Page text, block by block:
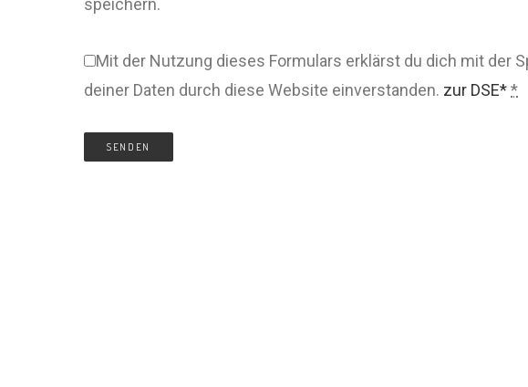
speichern.
Mit der Nutzung dieses Formulars erklärst du dich mit der
deiner Daten durch diese Website einverstanden. zur DSE**